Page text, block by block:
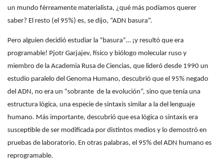
un mundo férreamente materialista, ¿qué más podíamos querer
saber? El resto (el 95%) es, se dijo, “ADN basura”.
Pero alguien decidió estudiar la “basura”… ¡y resultó que era
programable! Pjotr Garjajev, físico y biólogo molecular ruso y
miembro de la Academia Rusa de Ciencias, que lideró desde 1990 un
estudio paralelo del Genoma Humano, descubrió que el 95% negado
del ADN, no era un “sobrante de la evolución”, sino que tenía una
estructura lógica, una especie de sintaxis similar a la del lenguaje
humano. Más importante, descubrió que esa lógica o sintaxis era
susceptible de ser modificada por distintos medios y lo demostró en
pruebas de laboratorio. En otras palabras, el 95% del ADN humano es
reprogramable.